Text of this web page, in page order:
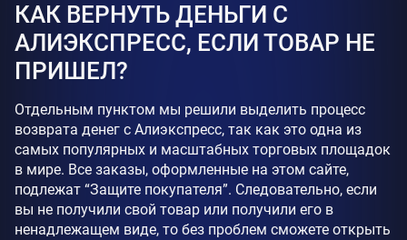
КАК ВЕРНУТЬ ДЕНЬГИ С
АЛИЭКСПРЕСС, ЕСЛИ ТОВАР НЕ
ПРИШЕЛ?
Отдельным пунктом мы решили выделить процесс
возврата денег с Алиэкспресс, так как это одна из
самых популярных и масштабных торговых площадок
в мире. Все заказы, оформленные на этом сайте,
подлежат “Защите покупателя”. Следовательно, если
вы не получили свой товар или получили его в
ненадлежащем виде, то без проблем сможете открыть